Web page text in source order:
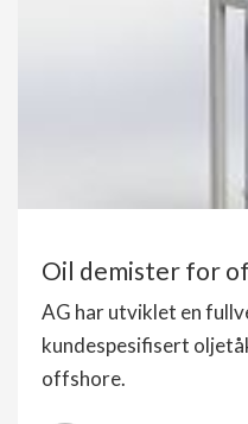
Oil demister for
AG har utviklet en
kundespesifisert
offshore.